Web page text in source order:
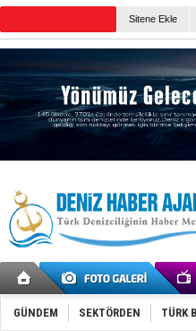
Sitene Ekle
GÜNDEM SEKTÖRDEN TÜRK